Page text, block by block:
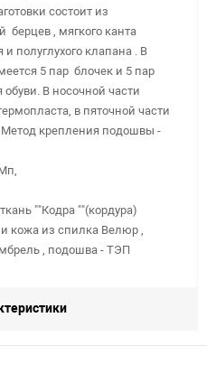
состоит из
, мягкого канта
полуглухого клапана . В
5 пар блочек и 5 пар
В носочной части
в пяточной части
Метод крепления подошвы -
""Кодра ""(кордура)
кожа из спилка Велюр ,
, подошва - ТЭП